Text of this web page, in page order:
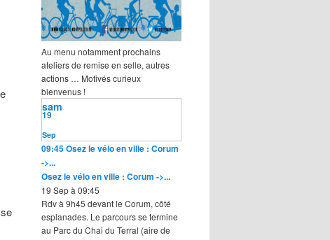
Au menu notamment prochains
ateliers de remise en selle, autres
actions … Motivés curieux
bienvenus !
Sep
19
sam
09:45Osez le vélo en ville : Corum
->...
Osez le vélo en ville : Corum ->...
19 Sep à 09:45
Rdv à 9h45 devant le Corum, côté
esplanades. Le parcours se termine
au Parc du Chai du Terral (aire de